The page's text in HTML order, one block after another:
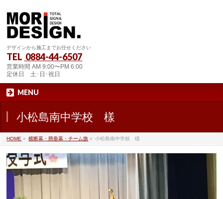
デザインから施工までお任せください
TEL 0884-44-6507
営業時間 AM 9:00〜PM 6:00
定休日 土･日･祝日
MENU
小松島南中学校 樣
HOME » 横断幕・懸垂幕・チーム旗 » 小松島南中学校 樣